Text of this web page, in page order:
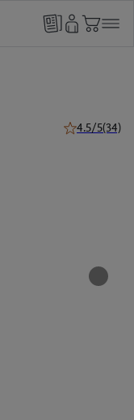
4.5/5(34)